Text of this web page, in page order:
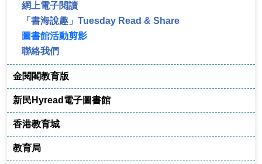
網上電子閱讀
「書海說趣」Tuesday Read & Share
圖書館活動剪影
聯絡我們
金閱閣教育版
新民Hyread電子圖書館
香港教育城
教育局